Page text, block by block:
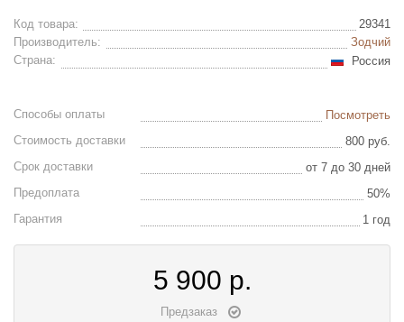
Код товара:
29341
Производитель:
Зодчий
Страна:
Россия
Способы оплаты
Посмотреть
Стоимость доставки
800 руб.
Срок доставки
от 7 до 30 дней
Предоплата
50%
Гарантия
1 год
5 900 р.
Предзаказ